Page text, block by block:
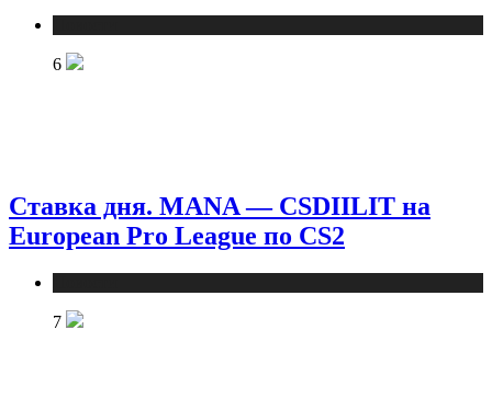
6
Ставка дня. MANA — CSDIILIT на
European Pro League по CS2
7